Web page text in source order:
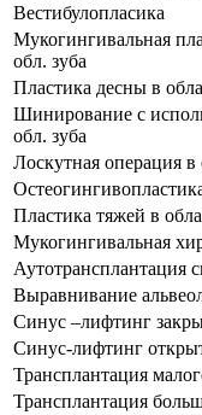
Вестибулопласика
Мукогингивальная
обл. зуба
Пластика десны в
Шинирование с
обл. зуба
Лоскутная операция в
Пластика тяжей в
Мукогингивальная
Аутотрансплантация
Выравнивание
Синус –лифтинг
Синус-лифтинг
Трансплантация
Трансплантация